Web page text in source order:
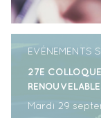
EVÉNEMENTS
27E
Mardi 29